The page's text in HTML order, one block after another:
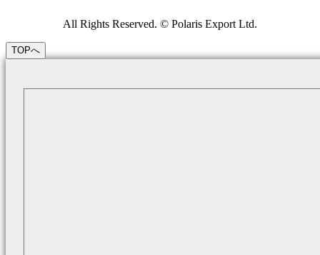
All Rights Reserved. © Polaris Export Ltd.
TOPへ